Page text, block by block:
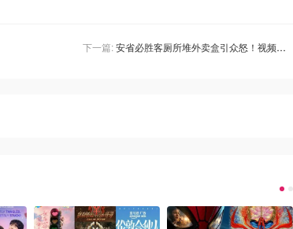
下一篇:安省必胜客厕所堆外卖盒引众怒！视频曝光后网友：这谁顶得住啊！